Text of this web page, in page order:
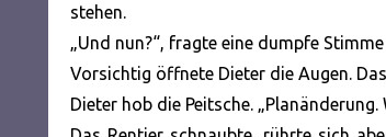
stehen.
„Und nun?“, fragte eine dumpfe
Vorsichtig öffnete Dieter die Augen.
Dieter hob die Peitsche.